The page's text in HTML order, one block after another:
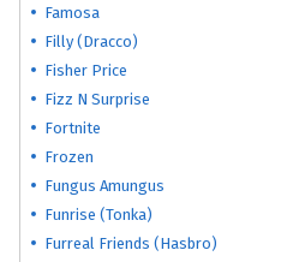
Famosa
Filly (Dracco)
Fisher Price
Fizz N Surprise
Fortnite
Frozen
Fungus Amungus
Funrise (Tonka)
Furreal Friends (Hasbro)